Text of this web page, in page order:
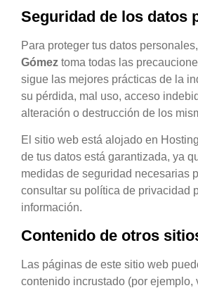
Seguridad de los datos
Para proteger tus datos personales,
Gómez toma todas las
sigue las mejores prácticas de la
su pérdida, mal uso, acceso
alteración o destrucción de los
El sitio web está alojado en
de tus datos está garantizada, ya
medidas de seguridad necesarias
consultar su política de privacidad
información.
Contenido de otros
Las páginas de este sitio web
contenido incrustado (por ejemplo,